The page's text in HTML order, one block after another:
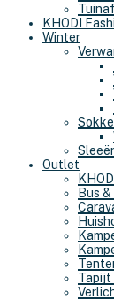
KHODI
Winter
Outlet
Bus
Tapijt